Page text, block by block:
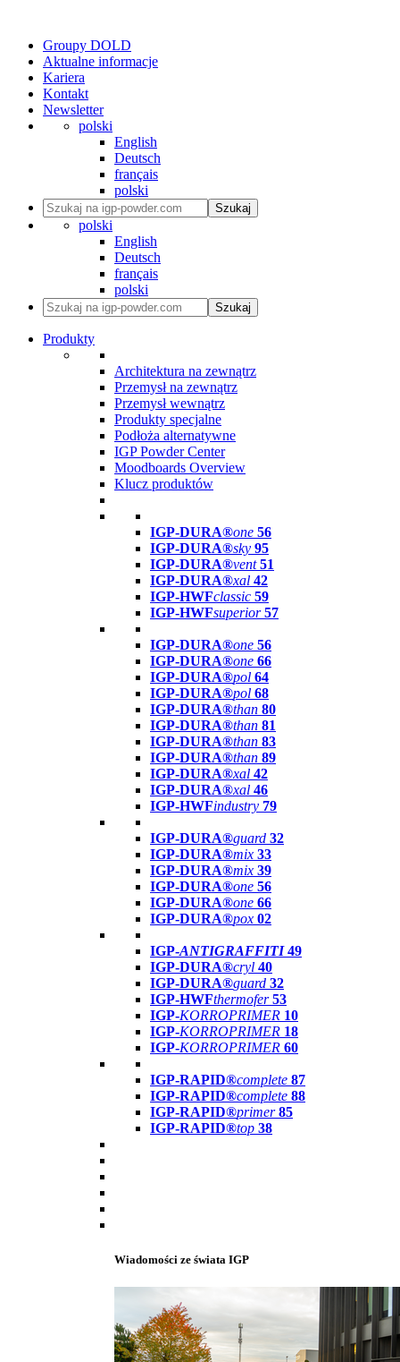
Groupy DOLD
Aktualne informacje
Kariera
Kontakt
Newsletter
polski
English
Deutsch
français
polski
Szukaj
polski
English
Deutsch
français
polski
Szukaj
Produkty
Architektura na zewnątrz
Przemysł na zewnątrz
Przemysł wewnątrz
Produkty specjalne
Podłoża alternatywne
IGP Powder Center
Moodboards Overview
Klucz produktów
IGP-DURA®one 56
IGP-DURA®sky 95
IGP-DURA®vent 51
IGP-DURA®xal 42
IGP-HWFclassic 59
IGP-HWFsuperior 57
IGP-DURA®one 56
IGP-DURA®one 66
IGP-DURA®pol 64
IGP-DURA®pol 68
IGP-DURA®than 80
IGP-DURA®than 81
IGP-DURA®than 83
IGP-DURA®than 89
IGP-DURA®xal 42
IGP-DURA®xal 46
IGP-HWFindustry 79
IGP-DURA®guard 32
IGP-DURA®mix 33
IGP-DURA®mix 39
IGP-DURA®one 56
IGP-DURA®one 66
IGP-DURA®pox 02
IGP-ANTIGRAFFITI49
IGP-DURA®cryl 40
IGP-DURA®guard 32
IGP-HWFthermofer 53
IGP-KORROPRIMER 10
IGP-KORROPRIMER 18
IGP-KORROPRIMER 60
IGP-RAPID®complete 87
IGP-RAPID®complete 88
IGP-RAPID®primer 85
IGP-RAPID®top 38
Wiadomości ze świata IGP